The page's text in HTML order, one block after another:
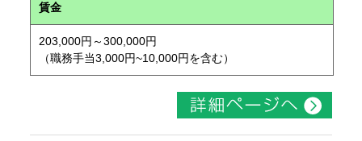
賃金
203,000円～300,000円
（職務手当3,000円~10,000円を含む）